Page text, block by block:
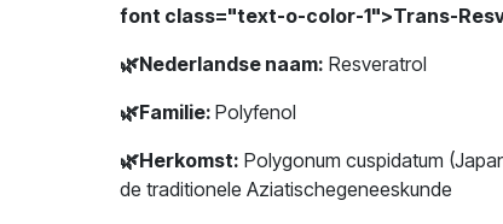
font class="text-o-color-1">Trans-
🌿Nederlandse naam: Resveratrol
🌿Familie: Polyfenol
🌿Herkomst: Polygonum cuspidatum
de traditionele Aziatischegeneeskunde